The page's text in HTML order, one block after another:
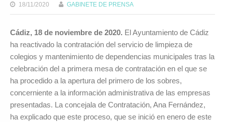
18/11/2020 GABINETE DE PRENSA
Cádiz, 18 de noviembre de 2020. El Ayuntamiento de Cádiz
ha reactivado la contratación del servicio de limpieza de
colegios y mantenimiento de dependencias municipales tras la
celebración del a primera mesa de contratación en el que se
ha procedido a la apertura del primero de los sobres,
concerniente a la información administrativa de las empresas
presentadas. La concejala de Contratación, Ana Fernández,
ha explicado que este proceso, que se inició en enero de este